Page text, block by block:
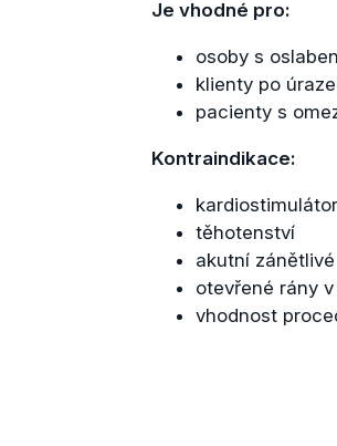
Je vhodné pro:
osoby s
klienty po
pacienty s
Kontraindikace:
kardiostimulátor
těhotenství
akutní
otevřené rány
vhodnost